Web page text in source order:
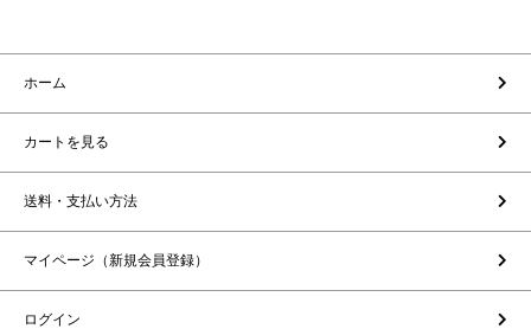
ホーム
カートを見る
送料・支払い方法
マイページ（新規会員登録）
ログイン